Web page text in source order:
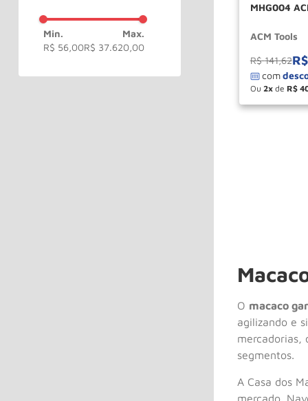
R$ 56,00R$ 37.620,00
MHG004
ACM Tools
R$ 141,62R$
Ou 2 de R$
－
O macaco
agilizando e
mercadorias,
segmentos.
A Casa dos
mercado.